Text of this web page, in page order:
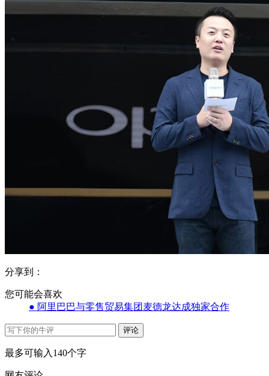
分享到：
您可能会喜欢
● 阿里巴巴与零售贸易集团麦德龙达成独家合作
评论
最多可输入140个字